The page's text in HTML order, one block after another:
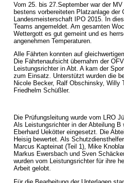
Vom 25. bis 27.September war der
bestens vorbereiteten Platzanlage der
Landesmeisterschaft IPO 2015. In
Teams angemeldet. Am gesamten
Wettergott es gut gemeint und es
angenehmen Temperaturen.
Alle Fährten konnten auf
Die Fährtenaufsicht übernahm der
Leistungsrichter in Abt. A kam der
zum Einsatz. Unterstützt wurden die
Nicole Becker, Ralf Obschinsky, Willy
Friedhelm Schüßler.
Die Prüfungsleitung wurde vom LRO
Als Leistungsrichter in der Abteilung B
Eberhard Uekötter eingesetzt. Die
Heisig bewertet. Als
Marcus Kapteinat (Teil 1), Mike
Markus Ewersbach und Sven
wurden vom Leistungsrichter für ihre
Arbeit gelobt.